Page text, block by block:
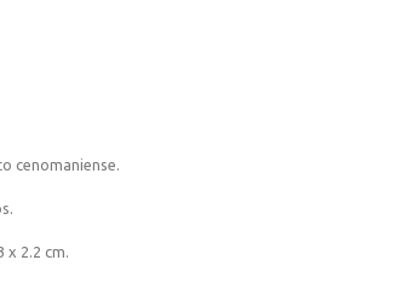
cenomaniense.
x 2.2 cm.